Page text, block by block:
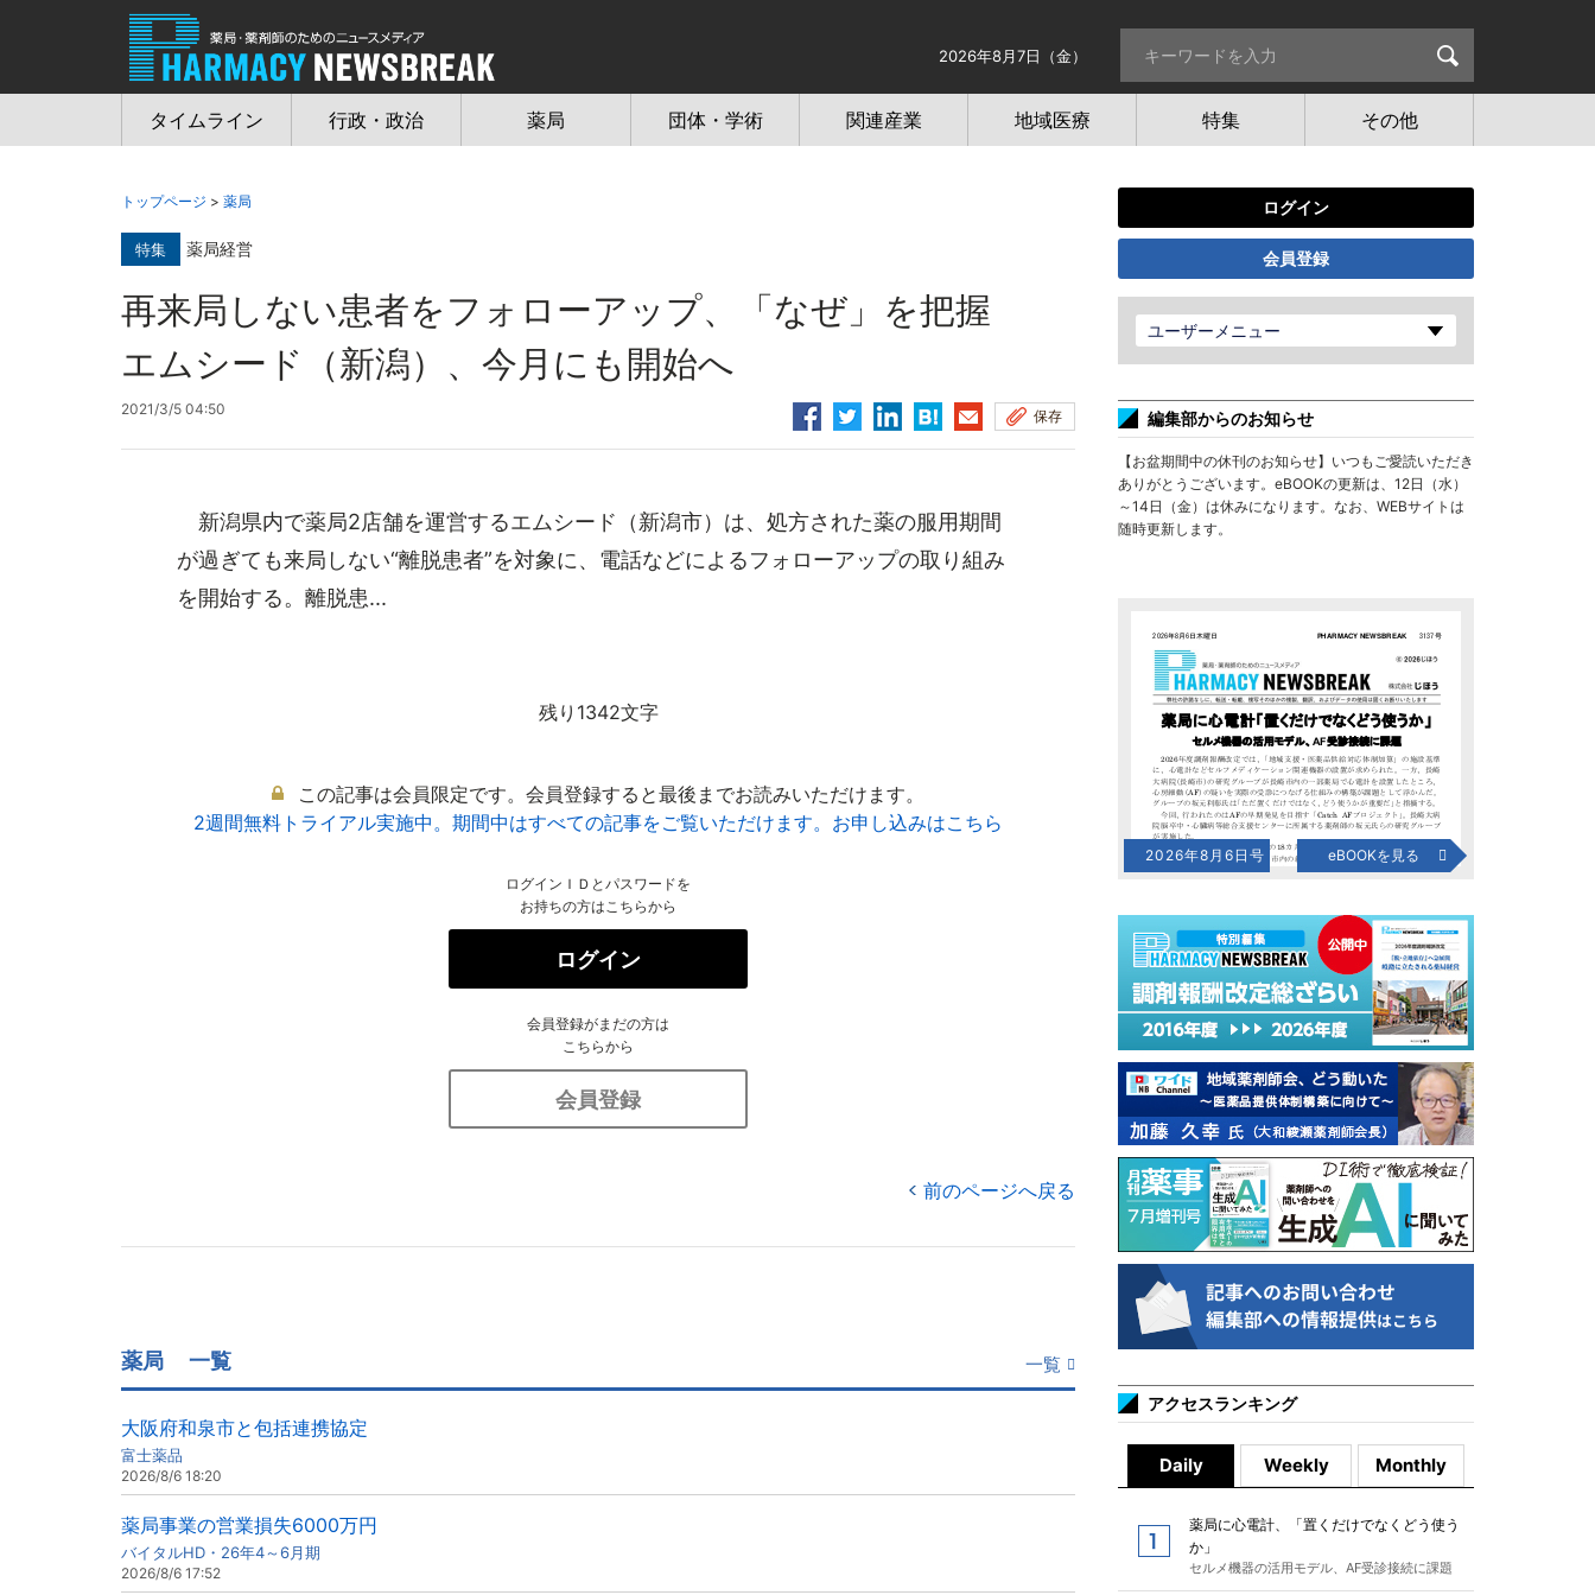
2026年8月7日（金）
タイムライン 行政・政治 薬局 団体・学術 関連産業 地域医療 特集 その他
トップページ > 薬局
特集 薬局経営
再来局しない患者をフォローアップ、「なぜ」を把握
エムシード（新潟）、今月にも開始へ
2021/3/5 04:50 保存
新潟県内で薬局2店舗を運営するエムシード（新潟市）は、処方された薬の服用期間
が過ぎても来局しない“離脱患者”を対象に、電話などによるフォローアップの取り組み
を開始する。離脱患...
残り1342文字
この記事は会員限定です。会員登録すると最後までお読みいただけます。
2週間無料トライアル実施中。期間中はすべての記事をご覧いただけます。お申し込みはこちら
ログインＩＤとパスワードを
お持ちの方はこちらから
ログイン
会員登録がまだの方は
こちらから
会員登録
前のページへ戻る
薬局 一覧 一覧
大阪府和泉市と包括連携協定
富士薬品
2026/8/6 18:20
薬局事業の営業損失6000万円
バイタルHD・26年4～6月期
2026/8/6 17:52
ログイン
会員登録
ユーザーメニュー
編集部からのお知らせ
【お盆期間中の休刊のお知らせ】いつもご愛読いただき
ありがとうございます。eBOOKの更新は、12日（水）
～14日（金）は休みになります。なお、WEBサイトは
随時更新します。
2026年8月6日号 eBOOKを見る
アクセスランキング
Daily Weekly Monthly
薬局に心電計、「置くだけでなくどう使う
か」
セルメ機器の活用モデル、AF受診接続に課題